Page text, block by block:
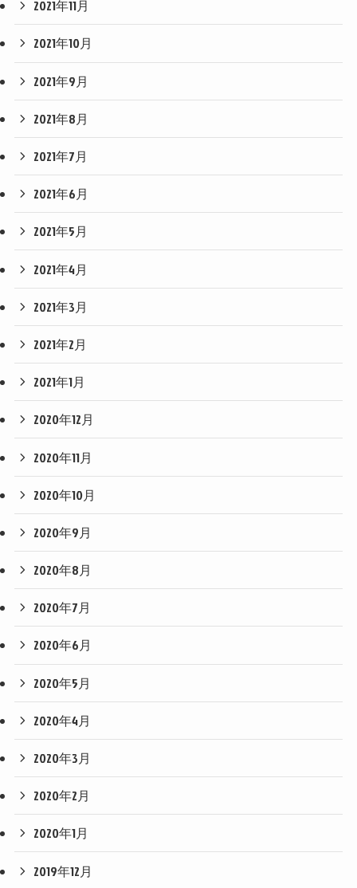
2021年11月
2021年10月
2021年9月
2021年8月
2021年7月
2021年6月
2021年5月
2021年4月
2021年3月
2021年2月
2021年1月
2020年12月
2020年11月
2020年10月
2020年9月
2020年8月
2020年7月
2020年6月
2020年5月
2020年4月
2020年3月
2020年2月
2020年1月
2019年12月